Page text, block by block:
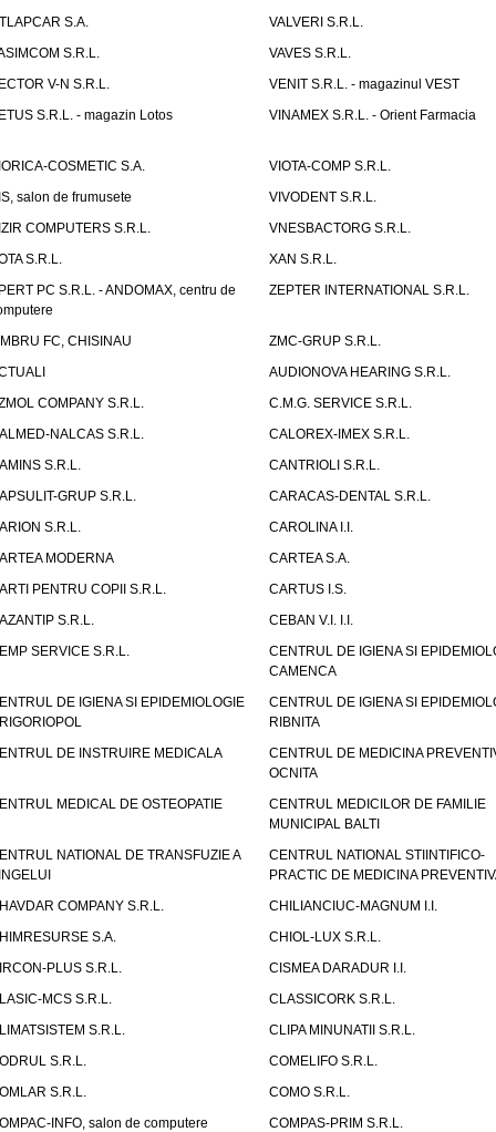
S.A.
VALVERI S.R.L.
S.R.L.
VAVES S.R.L.
V-N S.R.L.
VENIT S.R.L. - magazinul VEST
S.R.L. - magazin Lotos
VINAMEX S.R.L. - Orient Farmacia
COSMETIC S.A.
VIOTA-COMP S.R.L.
salon de frumusete
VIVODENT S.R.L.
COMPUTERS S.R.L.
VNESBACTORG S.R.L.
S.R.L.
XAN S.R.L.
PC S.R.L. - ANDOMAX, centru de
ZEPTER INTERNATIONAL S.R.L.
FC, CHISINAU
ZMC-GRUP S.R.L.
AUDIONOVA HEARING S.R.L.
COMPANY S.R.L.
C.M.G. SERVICE S.R.L.
NALCAS S.R.L.
CALOREX-IMEX S.R.L.
S.R.L.
CANTRIOLI S.R.L.
GRUP S.R.L.
CARACAS-DENTAL S.R.L.
S.R.L.
CAROLINA I.I.
MODERNA
CARTEA S.A.
PENTRU COPII S.R.L.
CARTUS I.S.
S.R.L.
CEBAN V.I. I.I.
SERVICE S.R.L.
CENTRUL DE IGIENA SI
CAMENCA
DE IGIENA SI EPIDEMIOLOGIE
CENTRUL DE IGIENA SI
RIBNITA
DE INSTRUIRE MEDICALA
CENTRUL DE MEDICINA
OCNITA
MEDICAL DE OSTEOPATIE
CENTRUL MEDICILOR DE FAMILIE
MUNICIPAL BALTI
NATIONAL DE TRANSFUZIE A
CENTRUL NATIONAL STIINTIFICO-
PRACTIC DE MEDICINA
COMPANY S.R.L.
CHILIANCIUC-MAGNUM I.I.
S.A.
CHIOL-LUX S.R.L.
PLUS S.R.L.
CISMEA DARADUR I.I.
MCS S.R.L.
CLASSICORK S.R.L.
S.R.L.
CLIPA MINUNATII S.R.L.
S.R.L.
COMELIFO S.R.L.
S.R.L.
COMO S.R.L.
INFO, salon de computere
COMPAS-PRIM S.R.L.